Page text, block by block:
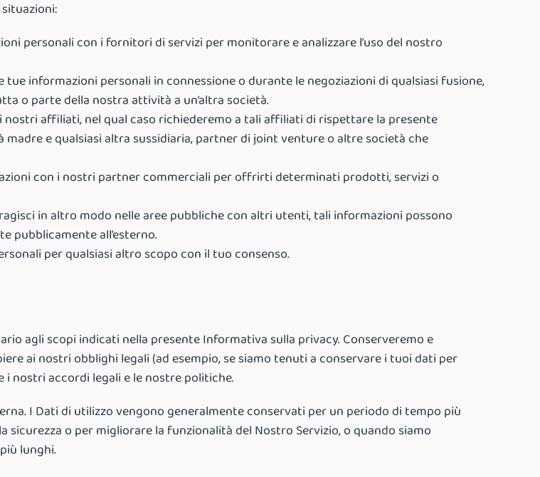
personali con i fornitori di servizi per monitorare e analizzare l’uso del nostro
informazioni personali in connessione o durante le negoziazioni di qualsiasi fusione,
o parte della nostra attività a un’altra società.
affiliati, nel qual caso richiederemo a tali affiliati di rispettare la presente
e qualsiasi altra sussidiaria, partner di joint venture o altre società che
con i nostri partner commerciali per offrirti determinati prodotti, servizi o
in altro modo nelle aree pubbliche con altri utenti, tali informazioni possono
pubblicamente all’esterno.
per qualsiasi altro scopo con il tuo consenso.
agli scopi indicati nella presente Informativa sulla privacy. Conserveremo e
ai nostri obblighi legali (ad esempio, se siamo tenuti a conservare i tuoi dati per
nostri accordi legali e le nostre politiche.
I Dati di utilizzo vengono generalmente conservati per un periodo di tempo più
o per migliorare la funzionalità del Nostro Servizio, o quando siamo
lunghi.